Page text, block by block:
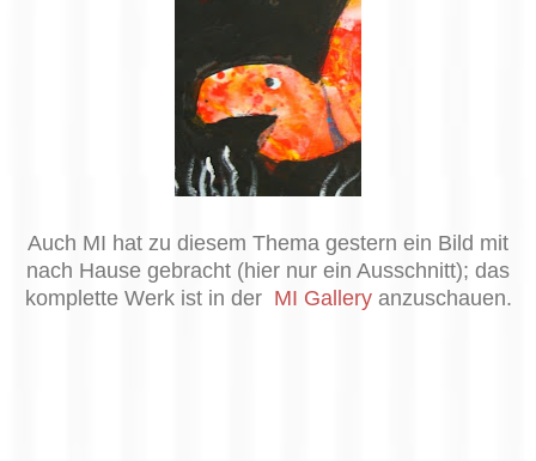
Auch MI hat zu diesem Thema gestern ein Bild mit
nach Hause gebracht (hier nur ein Ausschnitt); das
komplette Werk ist in der MI Galleryanzuschauen.